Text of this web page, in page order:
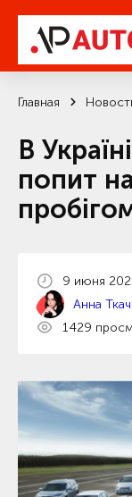
Главная
В
попит
9 июня
Анна Ткач
1429